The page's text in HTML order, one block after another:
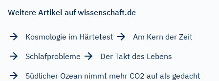
Weitere Artikel auf wissenschaft.de
Kosmologie im Härtetest
Am Kern der Zeit
Schlafprobleme
Der Takt des Lebens
Südlicher Ozean nimmt mehr CO2 auf als gedacht